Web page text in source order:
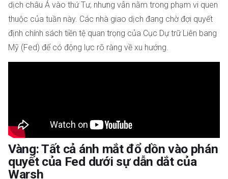
dịch châu Á vào thứ Tư, nhưng vẫn nằm trong phạm vi quen
thuộc của tuần này. Các nhà giao dịch đang chờ đợi quyết
định chính sách tiền tệ quan trọng của Cục Dự trữ Liên bang
Mỹ (Fed) để có động lực rõ ràng về xu hướng.
Vàng: Tất cả ánh mắt đổ dồn vào phán
quyết của Fed dưới sự dẫn dắt của
Warsh